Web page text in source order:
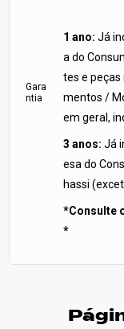
Gara
ntia
1 ano: Já
a do
tes e
mentos /
em geral,
3 anos: Já
esa do
hassi
*Consulte
*